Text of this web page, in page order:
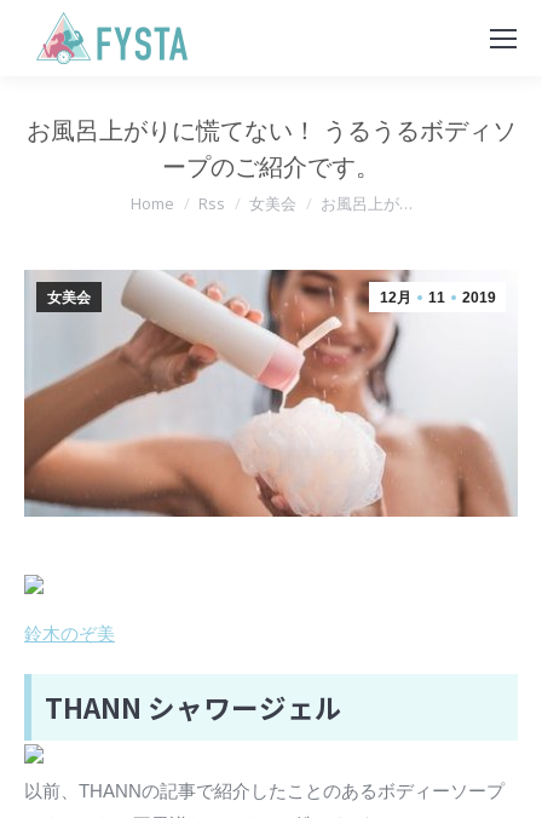
お風呂上がりに慌てない！ うるうるボディソ
ープのご紹介です。
You are here:
Home Rss 女美会 お風呂上が…
12月 11 2019
女美会
鈴木のぞ美
THANN シャワージェル
以前、THANNの記事で紹介したことのあるボディーソープ